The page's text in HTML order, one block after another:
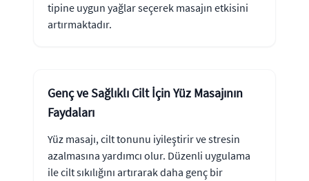
tipine uygun yağlar seçerek masajın etkisini
artırmaktadır.
Genç ve Sağlıklı Cilt İçin Yüz Masajının
Faydaları
Yüz masajı, cilt tonunu iyileştirir ve stresin
azalmasına yardımcı olur. Düzenli uygulama
ile cilt sıkılığını artırarak daha genç bir